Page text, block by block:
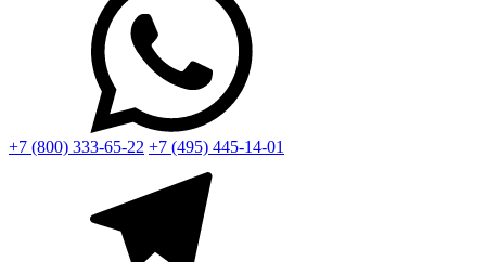
+7 (800) 333-65-22 +7 (495) 445-14-01